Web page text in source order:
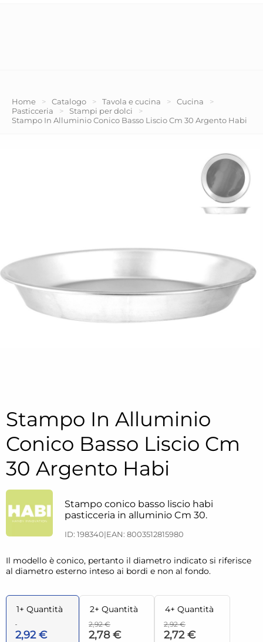
Home > Catalogo > Tavola e cucina > Cucina
>
Pasticceria
> Stampi per dolci
>
Stampo In Alluminio Conico Basso Liscio Cm 30 Argento Habi
Stampo In Alluminio
Conico Basso Liscio Cm
30 Argento Habi
Stampo conico basso liscio habi
pasticceria in alluminio Cm 30.
ID: 198340|EAN: 8003512815980
Il modello è conico, pertanto il diametro indicato si riferisce
al diametro esterno inteso ai bordi e non al fondo.
1+ Quantità
2,92 €
2+ Quantità
2,92 €
2,78 €
4+ Quantità
2,92 €
2,72 €